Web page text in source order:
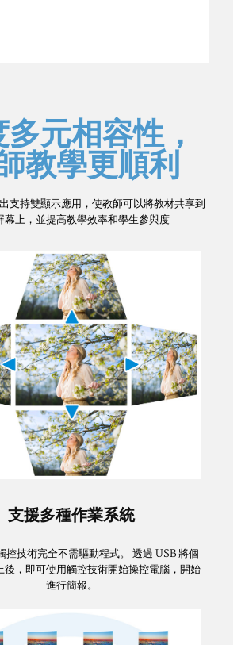
元相容性，
教學更順利
支持雙顯示應用，使教師可以將教材共享到
幕上，並提高教學效率和學生參與度
支援多種作業系統
控技術完全不需驅動程式。 透過 USB 將個
後，即可使用觸控技術開始操控電腦，開始
進行簡報。